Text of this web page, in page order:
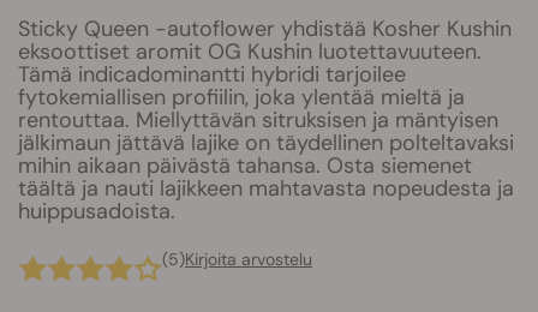
Sticky Queen -autoflower yhdistää Kosher Kushin
eksoottiset aromit OG Kushin luotettavuuteen.
Tämä indicadominantti hybridi tarjoilee
fytokemiallisen profiilin, joka ylentää mieltä ja
rentouttaa. Miellyttävän sitruksisen ja mäntyisen
jälkimaun jättävä lajike on täydellinen polteltavaksi
mihin aikaan päivästä tahansa. Osta siemenet
täältä ja nauti lajikkeen mahtavasta nopeudesta ja
huippusadoista.
(5)Kirjoita arvostelu